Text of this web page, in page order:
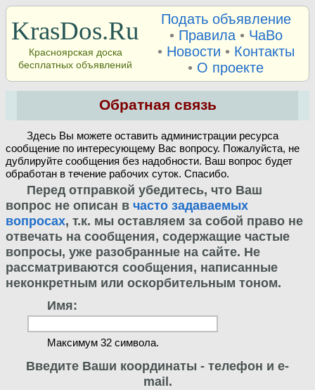
KrasDos.Ru
Красноярская доска
бесплатных объявлений
Подать объявление
• Правила• ЧаВо
• Новости • Контакты
• О проекте
Обратная связь
Здесь Вы можете оставить администрации ресурса
сообщение по интересующему Вас вопросу. Пожалуйста, не
дублируйте сообщения без надобности. Ваш вопрос будет
обработан в течение рабочих суток. Спасибо.
Перед отправкой убедитесь, что Ваш
вопрос не описан в часто задаваемых
вопросах, т.к. мы оставляем за собой право не
отвечать на сообщения, содержащие частые
вопросы, уже разобранные на сайте. Не
рассматриваются сообщения, написанные
неконкретным или оскорбительным тоном.
Имя:
Максимум 32 символа.
Введите Ваши координаты - телефон и e-
mail.